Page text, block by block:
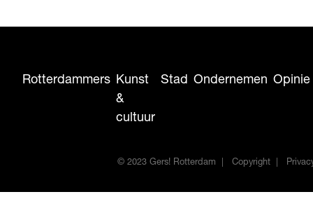
Rotterdammers Kunst
&
cultuur
Stad Ondernemen Opinie
© 2023 Gers! Rotterdam Copyright